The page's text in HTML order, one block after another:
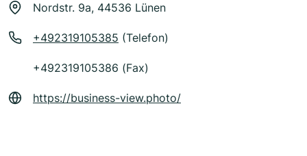
Nordstr. 9a, 44536 Lünen
+492319105385 (Telefon)
+492319105386 (Fax)
https://business-view.photo/